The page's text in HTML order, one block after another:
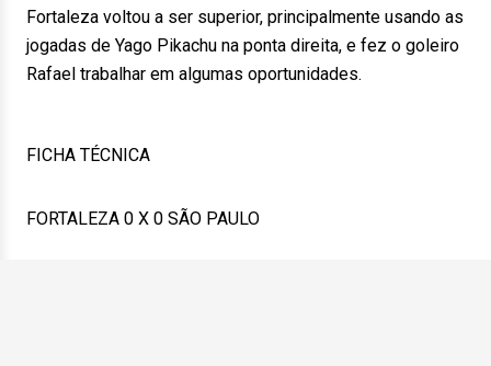
Fortaleza voltou a ser superior, principalmente usando as
jogadas de Yago Pikachu na ponta direita, e fez o goleiro
Rafael trabalhar em algumas oportunidades.
FICHA TÉCNICA
FORTALEZA 0 X 0 SÃO PAULO